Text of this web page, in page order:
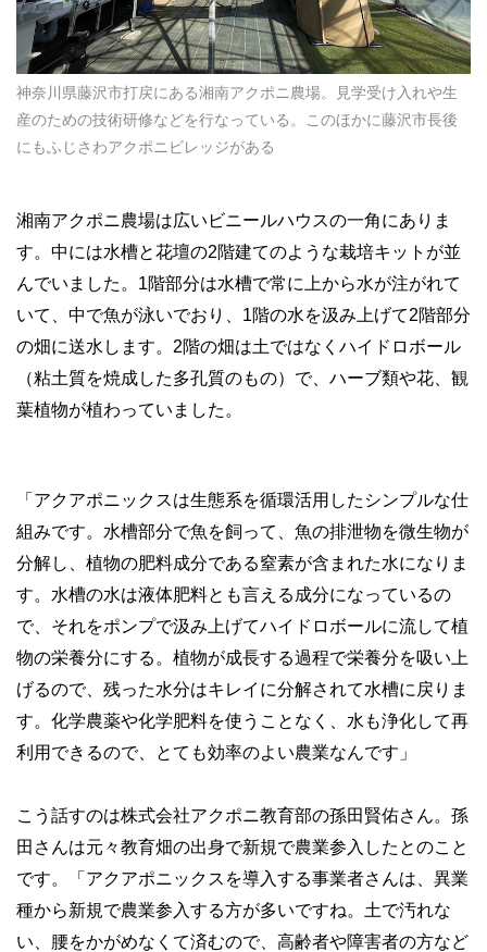
神奈川県藤沢市打戻にある湘南アクポニ農場。見学受け入れや生
産のための技術研修などを行なっている。このほかに藤沢市長後
にもふじさわアクポニビレッジがある
湘南アクポニ農場は広いビニールハウスの一角にありま
す。中には水槽と花壇の2階建てのような栽培キットが並
んでいました。1階部分は水槽で常に上から水が注がれて
いて、中で魚が泳いでおり、1階の水を汲み上げて2階部分
の畑に送水します。2階の畑は土ではなくハイドロボール
（粘土質を焼成した多孔質のもの）で、ハーブ類や花、観
葉植物が植わっていました。
「アクアポニックスは生態系を循環活用したシンプルな仕
組みです。水槽部分で魚を飼って、魚の排泄物を微生物が
分解し、植物の肥料成分である窒素が含まれた水になりま
す。水槽の水は液体肥料とも言える成分になっているの
で、それをポンプで汲み上げてハイドロボールに流して植
物の栄養分にする。植物が成長する過程で栄養分を吸い上
げるので、残った水分はキレイに分解されて水槽に戻りま
す。化学農薬や化学肥料を使うことなく、水も浄化して再
利用できるので、とても効率のよい農業なんです」
こう話すのは株式会社アクポニ教育部の孫田賢佑さん。孫
田さんは元々教育畑の出身で新規で農業参入したとのこと
です。「アクアポニックスを導入する事業者さんは、異業
種から新規で農業参入する方が多いですね。土で汚れな
い、腰をかがめなくて済むので、高齢者や障害者の方など